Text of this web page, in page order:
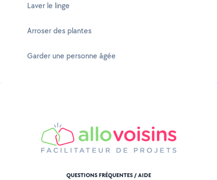
Laver le linge
Arroser des plantes
Garder une personne âgée
QUESTIONS FRÉQUENTES / AIDE